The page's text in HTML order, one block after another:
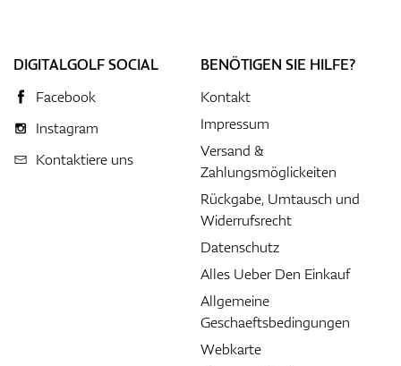
DIGITALGOLF SOCIAL
Facebook
Instagram
Kontaktiere uns
BENÖTIGEN SIE HILFE?
Kontakt
Impressum
Versand &
Zahlungsmöglickeiten
Rückgabe, Umtausch und
Widerrufsrecht
Datenschutz
Alles Ueber Den Einkauf
Allgemeine
Geschaeftsbedingungen
Webkarte